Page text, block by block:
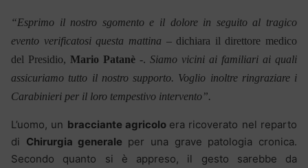
“Esprimo il nostro sgomento e il dolore in seguito al tragico
evento verificatosi questa mattina – dichiara il direttore medico
del Presidio, Mario Patanè -. Siamo vicini ai familiari ai quali
assicuriamo tutto il nostro supporto. Voglio inoltre ringraziare i
Carabinieri per il loro tempestivo intervento”.
L’uomo, un bracciante agricolo era ricoverato nel reparto
di Chirurgia generale per una grave patologia cronica.
Secondo quanto si è appreso, il gesto sarebbe da